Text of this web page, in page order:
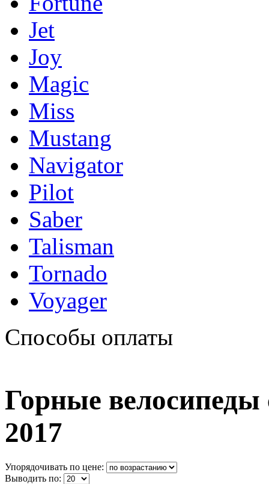
Jet
Joy
Magic
Miss
Mustang
Navigator
Pilot
Saber
Talisman
Tornado
Voyager
Способы оплаты
Горные велосипеды
2017
Упорядочивать по цене:
Выводить по: